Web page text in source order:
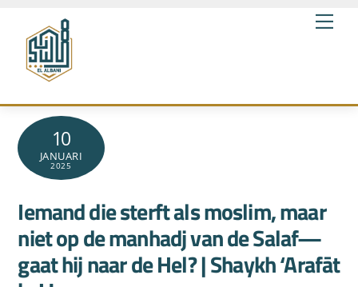
content
10
JANUARI
2025
Iemand die sterft als moslim, maar
niet op de manhadj van de Salaf—
gaat hij naar de Hel? | Shaykh ‘Arafāt